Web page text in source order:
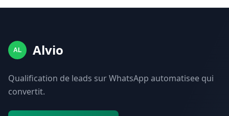
AL Alvio
Qualification de leads sur WhatsApp automatisee qui
convertit.